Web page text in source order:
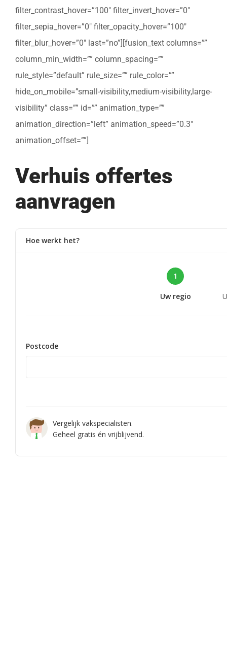
filter_contrast_hover=”100″ filter_invert_hover=”0″
filter_sepia_hover=”0″ filter_opacity_hover=”100″
filter_blur_hover=”0″ last=”no”][fusion_text columns=””
column_min_width=”” column_spacing=””
rule_style=”default” rule_size=”” rule_color=””
hide_on_mobile=”small-visibility,medium-visibility,large-
visibility” class=”” id=”” animation_type=””
animation_direction=”left” animation_speed=”0.3″
animation_offset=””]
Verhuis offertes
aanvragen